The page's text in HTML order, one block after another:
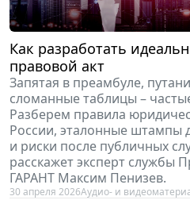
Как разработать
правовой акт
Запятая в преамбуле,
сломанные таблицы –
Разберем правила
России, эталонные штампы
и риски после публичных
расскажет эксперт службы
ГАРАНТ Максим Пенизев.
30 апреля 2026Аудио- и